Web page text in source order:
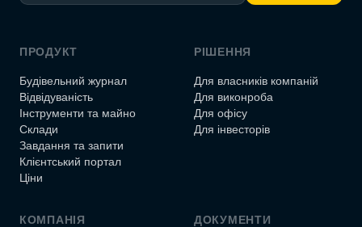
ПРОДУКТ
Будівельний журнал
Відвідуваність
Інструменти та майно
Склади
Завдання та запити
Клієнтський портал
Ціни
РІШЕННЯ
Для власників компаній
Для виконроба
Для офісу
Для інвесторів
КОМПАНІЯ ДОКУМЕНТИ